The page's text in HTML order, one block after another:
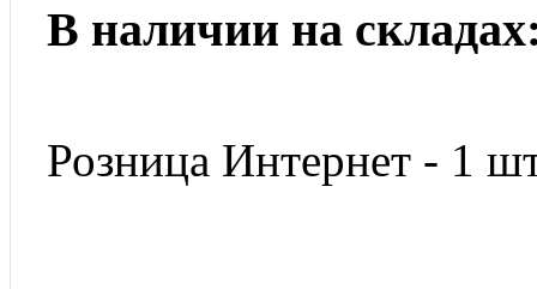
В наличии на
Розница Интернет - 1